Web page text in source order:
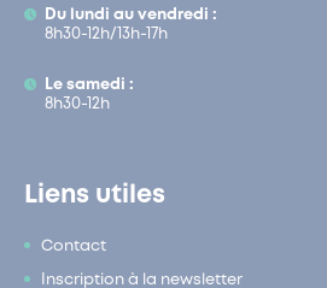
Du lundi au vendredi :
8h30-12h/13h-17h
Le samedi :
8h30-12h
Liens utiles
Contact
Inscription à la newsletter